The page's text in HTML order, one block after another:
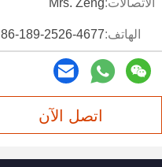
الاتصالات:Mrs. Zeng
الهاتف:86-189-2526-4677
اتصل الآن